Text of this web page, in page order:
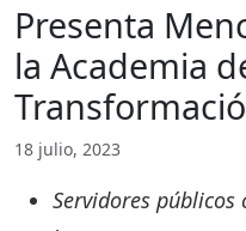
Presenta
la Academia
18 julio, 2023
Servidores públicos